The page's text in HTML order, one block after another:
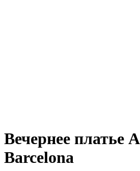
Вечернее платье
Barcelona